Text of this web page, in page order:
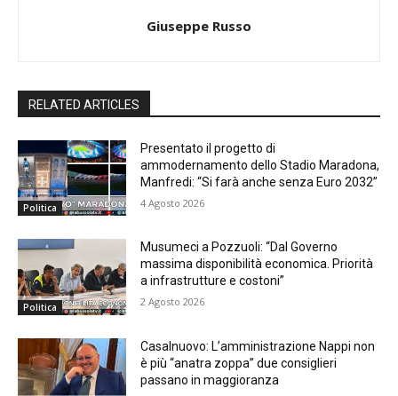
Giuseppe Russo
RELATED ARTICLES
Politica
Presentato il progetto di
ammodernamento dello Stadio Maradona,
Manfredi: “Si farà anche senza Euro 2032”
4 Agosto 2026
Politica
Musumeci a Pozzuoli: “Dal Governo
massima disponibilità economica. Priorità
a infrastrutture e costoni”
2 Agosto 2026
Casalnuovo: L’amministrazione Nappi non
è più “anatra zoppa” due consiglieri
passano in maggioranza